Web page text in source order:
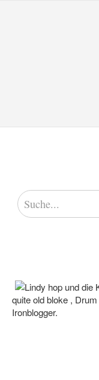
quite old bloke ,
Ironblogger.